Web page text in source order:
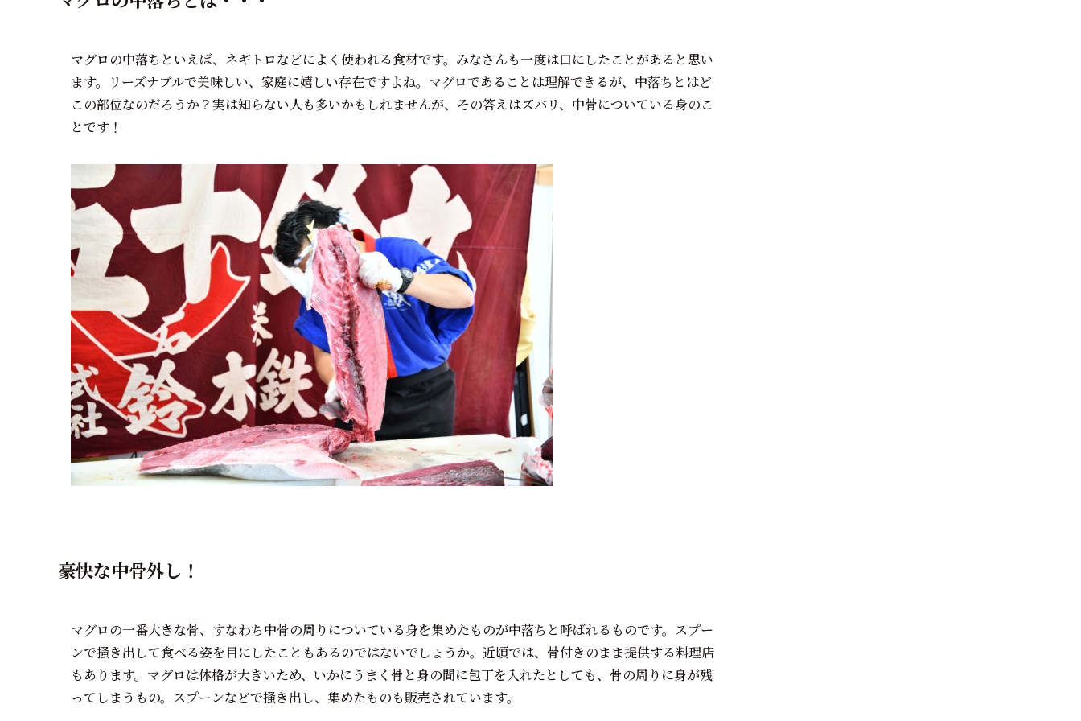
マグロの中落ちといえば、ネギトロなどによく使われる食材です。みなさんも一度は口にしたことがあると思い
ます。リーズナブルで美味しい、家庭に嬉しい存在ですよね。マグロであることは理解できるが、中落ちとはど
この部位なのだろうか？実は知らない人も多いかもしれませんが、その答えはズバリ、中骨についている身のこ
とです！
豪快な中骨外し！
マグロの一番大きな骨、すなわち中骨の周りについている身を集めたものが中落ちと呼ばれるものです。スプー
ンで掻き出して食べる姿を目にしたこともあるのではないでしょうか。近頃では、骨付きのまま提供する料理店
もあります。マグロは体格が大きいため、いかにうまく骨と身の間に包丁を入れたとしても、骨の周りに身が残
ってしまうもの。スプーンなどで掻き出し、集めたものも販売されています。